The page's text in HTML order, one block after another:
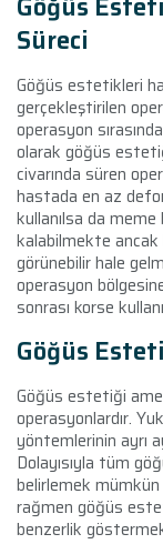
Süreci
Göğüs estetikleri
gerçekleştirilen
operasyon
olarak göğüs
civarında süren
hastada en az
kullanılsa da
kalabilmekte
görünebilir hale
operasyon
sonrası korse
Göğüs
Göğüs estetiği
operasyonlardır.
yöntemlerinin ayrı
Dolayısıyla tüm
belirlemek mümkün
rağmen göğüs
benzerlik